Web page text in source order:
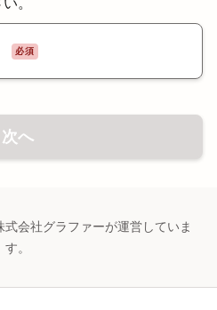
。
必須
次へ
会社グラファーが運営していま
す。